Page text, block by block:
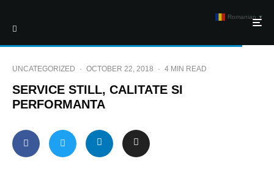
UNCATEGORIZED · OCTOBER 22, 2018 · 4 MIN READ
SERVICE STILL, CALITATE SI
PERFORMANTA
Romanian ▼